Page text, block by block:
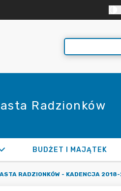
Radzionków
BUDŻET I MAJĄTEK
RADZIONKÓW - KADENCJA